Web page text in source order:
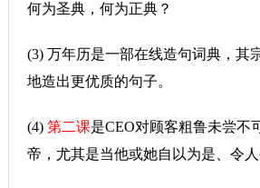
何为圣典，何为正典？
(3) 万年历是一部在线造句词典，其
地造出更优质的句子。
(4) 第二课是CEO对顾客粗鲁未尝不
帝，尤其是当他或她自以为是、令人